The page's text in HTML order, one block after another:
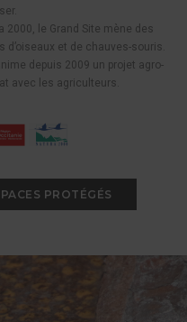
2000, le Grand Site mène des
et de chauves-souris.
depuis 2009 un projet agro-
avec les agriculteurs.
PROTÉGÉS